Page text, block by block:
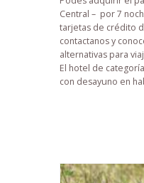
Central – por 7
tarjetas de crédito
contactanos y
alternativas para
El hotel de
con desayuno en